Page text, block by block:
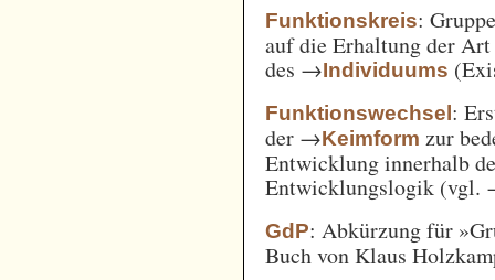
Funktionskreis:
auf die Erhaltung der
des →Individuums
Funktionswechsel:
der →Keimform zur
Entwicklung innerhalb
Entwicklungslogik
GdP: Abkürzung für
Buch von Klaus